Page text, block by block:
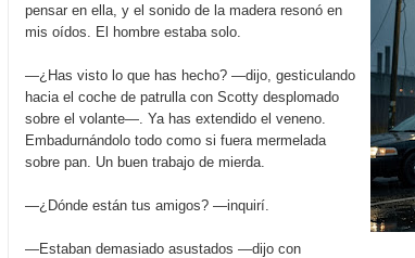
el Hijo Prodigo
pensar en ella, y el sonido de la madera resonó en
mis oídos. El hombre estaba solo.
—¿Has visto lo que has hecho? —dijo, gesticulando
hacia el coche de patrulla con Scotty desplomado
sobre el volante—. Ya has extendido el veneno.
Embadurnándolo todo como si fuera mermelada
sobre pan. Un buen trabajo de mierda.
—¿Dónde están tus amigos? —inquirí.
—Estaban demasiado asustados —dijo con